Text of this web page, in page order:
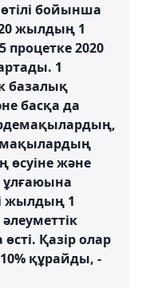
бойынша
жылдың 1
процетке 2020
1
базалық
басқа да
өсуіне және
ұлғаюына
жылдың 1
Қазір олар
құрайды, -